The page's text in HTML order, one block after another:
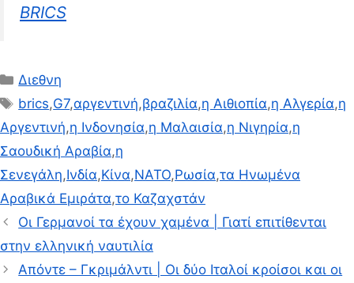
BRICS
Κατηγορίες
Διεθνη
Ετικέτες
brics,G7,αργεντινή,βραζιλία,η Αιθιοπία,η Αλγερία,η
Αργεντινή,η Ινδονησία,η Μαλαισία,η Νιγηρία,η
Σαουδική Αραβία,η
Σενεγάλη,Ινδία,Κίνα,ΝΑΤΟ,Ρωσία,τα Ηνωμένα
Αραβικά Εμιράτα,το Καζαχστάν
Οι Γερμανοί τα έχουν χαμένα | Γιατί επιτίθενται
στην ελληνική ναυτιλία
Απόντε – Γκριμάλντι | Οι δύο Ιταλοί κροίσοι και οι